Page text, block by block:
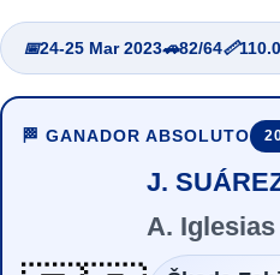
📅24-25 Mar 2023🚗82/64📏
🏁 GANADOR ABSOLUTO
J.
A.